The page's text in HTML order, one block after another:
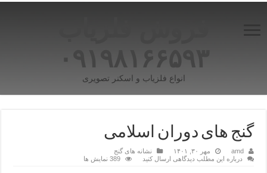
۰۹۱۹۸۱۶۶۵۹۳
انواع فلزیاب و اسکنر تصویری
گنج های دوران اسلامی
amd مهر ۳۰, ۱۴۰۱
نشانه های گنج
درباره این مطلب دیدگاهی ارسال کنید
389 نمایش ها